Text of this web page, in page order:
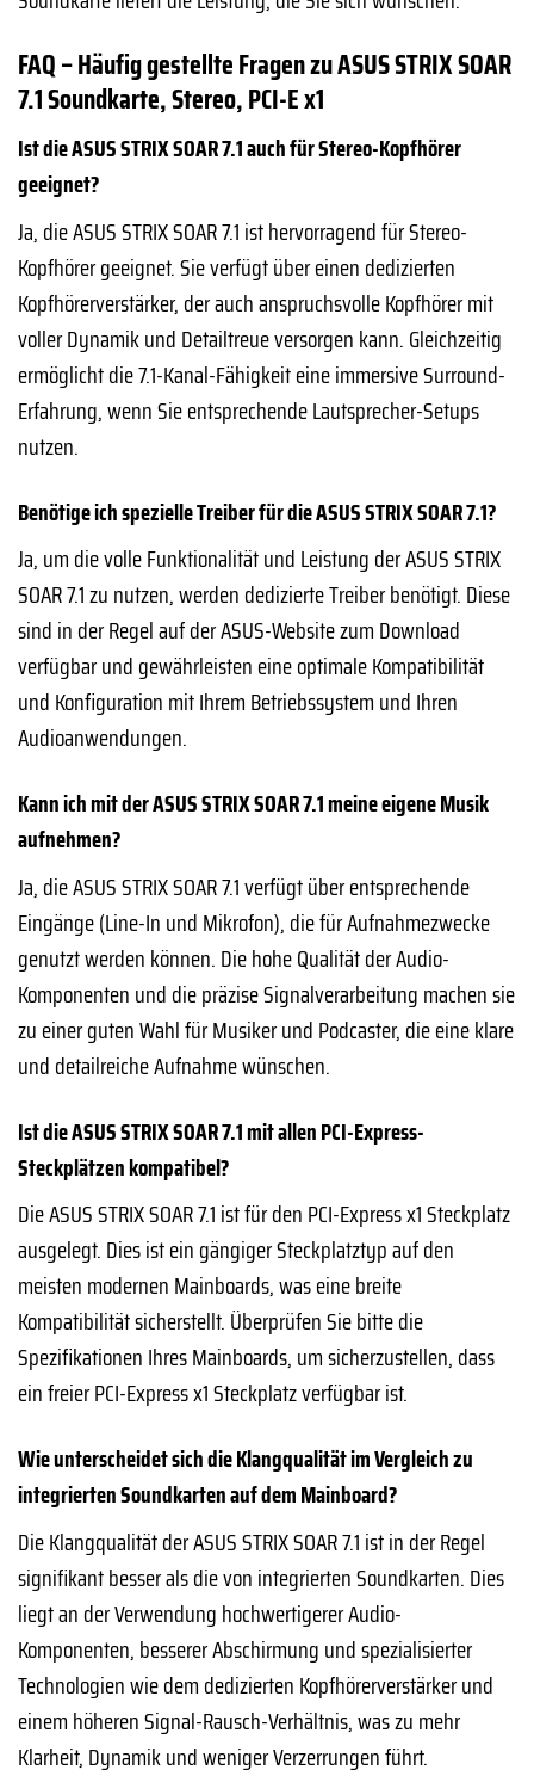
FAQ – Häufig gestellte Fragen zu ASUS STRIX SOAR
7.1 Soundkarte, Stereo, PCI-E x1
Ist die ASUS STRIX SOAR 7.1 auch für Stereo-Kopfhörer
geeignet?
Ja, die ASUS STRIX SOAR 7.1 ist hervorragend für Stereo-
Kopfhörer geeignet. Sie verfügt über einen dedizierten
Kopfhörerverstärker, der auch anspruchsvolle Kopfhörer mit
voller Dynamik und Detailtreue versorgen kann. Gleichzeitig
ermöglicht die 7.1-Kanal-Fähigkeit eine immersive Surround-
Erfahrung, wenn Sie entsprechende Lautsprecher-Setups
nutzen.
Benötige ich spezielle Treiber für die ASUS STRIX SOAR 7.1?
Ja, um die volle Funktionalität und Leistung der ASUS STRIX
SOAR 7.1 zu nutzen, werden dedizierte Treiber benötigt. Diese
sind in der Regel auf der ASUS-Website zum Download
verfügbar und gewährleisten eine optimale Kompatibilität
und Konfiguration mit Ihrem Betriebssystem und Ihren
Audioanwendungen.
Kann ich mit der ASUS STRIX SOAR 7.1 meine eigene Musik
aufnehmen?
Ja, die ASUS STRIX SOAR 7.1 verfügt über entsprechende
Eingänge (Line-In und Mikrofon), die für Aufnahmezwecke
genutzt werden können. Die hohe Qualität der Audio-
Komponenten und die präzise Signalverarbeitung machen sie
zu einer guten Wahl für Musiker und Podcaster, die eine klare
und detailreiche Aufnahme wünschen.
Ist die ASUS STRIX SOAR 7.1 mit allen PCI-Express-
Steckplätzen kompatibel?
Die ASUS STRIX SOAR 7.1 ist für den PCI-Express x1 Steckplatz
ausgelegt. Dies ist ein gängiger Steckplatztyp auf den
meisten modernen Mainboards, was eine breite
Kompatibilität sicherstellt. Überprüfen Sie bitte die
Spezifikationen Ihres Mainboards, um sicherzustellen, dass
ein freier PCI-Express x1 Steckplatz verfügbar ist.
Wie unterscheidet sich die Klangqualität im Vergleich zu
integrierten Soundkarten auf dem Mainboard?
Die Klangqualität der ASUS STRIX SOAR 7.1 ist in der Regel
signifikant besser als die von integrierten Soundkarten. Dies
liegt an der Verwendung hochwertigerer Audio-
Komponenten, besserer Abschirmung und spezialisierter
Technologien wie dem dedizierten Kopfhörerverstärker und
einem höheren Signal-Rausch-Verhältnis, was zu mehr
Klarheit, Dynamik und weniger Verzerrungen führt.